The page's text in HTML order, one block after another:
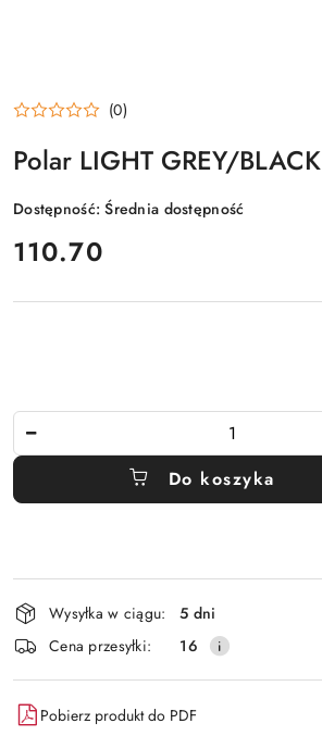
(0)
Polar LIGHT GREY/BLACK
Dostępność:Średnia dostępność
cena:
110.70
Do koszyka
Wyślij
Dostępność
i
dostawa
Wysyłka w ciągu:
5 dni
Cena przesyłki:
16
Pobierz produkt do PDF